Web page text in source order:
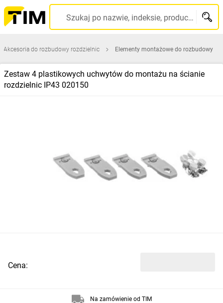
Szukaj po nazwie, indeksie, producencie, kodzie kreskowym...
Akcesoria do rozbudowy rozdzielnic Elementy montażowe do rozbudowy
Zestaw 4 plastikowych uchwytów do montażu na ścianie
rozdzielnic IP43 020150
Cena:
Na zamówienie od TIM